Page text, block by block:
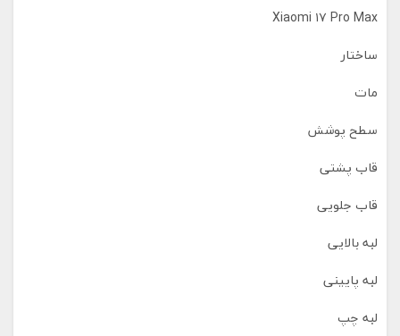
Xiaomi ۱۷ Pro Max
ساختار
مات
سطح پوشش
قاب پشتی
قاب جلویی
لبه بالایی
لبه پایینی
لبه چپ